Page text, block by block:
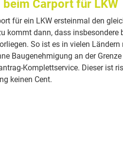
beim Carport für LKW
für ein LKW ersteinmal den
kommt dann, dass insbesondere
So ist es in vielen
Baugenehmigung an der
Komplettservice. Dieser ist
keinen Cent.